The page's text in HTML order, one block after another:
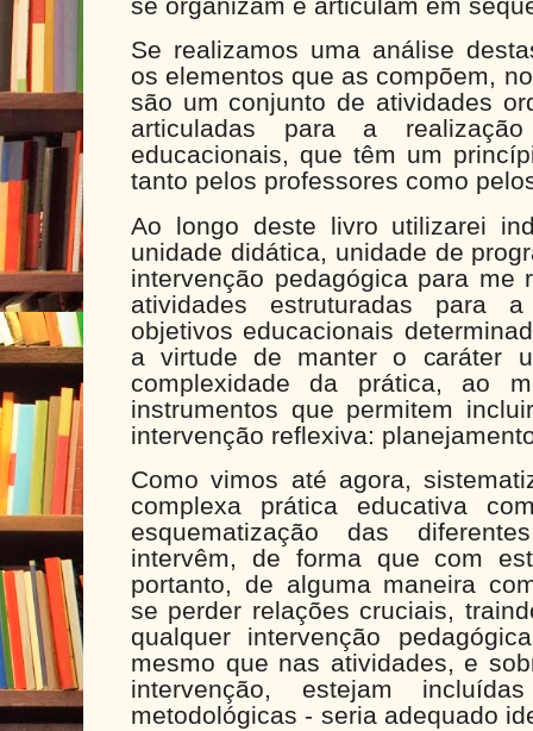
se organizam e articulam em
Se realizamos uma análise
os elementos que as compõem,
são um conjunto de atividades
articuladas para a
educacionais, que têm um
tanto pelos professores como
Ao longo deste livro utilizarei
unidade didática, unidade de
intervenção pedagógica para me
atividades estruturadas para
objetivos educacionais
a virtude de manter o caráter
complexidade da prática, ao
instrumentos que permitem
intervenção reflexiva:
Como vimos até agora,
complexa prática educativa
esquematização das
intervêm, de forma que com
portanto, de alguma maneira
se perder relações cruciais,
qualquer intervenção
mesmo que nas atividades, e
intervenção, estejam
metodológicas - seria adequado